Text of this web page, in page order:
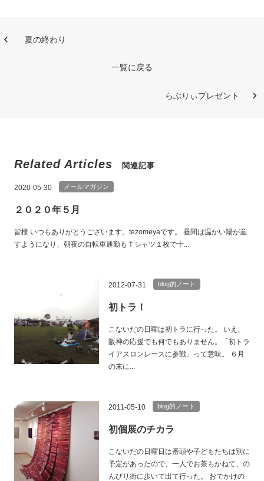
夏の終わり
一覧に戻る
らぶりぃプレゼント
Related Articles 関連記事
2020-05-30 メールマガジン
２０２０年５月
皆様 いつもありがとうございます。tezomeyaです。 昼間は温かい陽が差
すようになり、朝夜の自転車通勤もＴシャツ１枚で十...
2012-07-31 blog的ノート
初トラ！
こないだの日曜は初トラに行った。 いえ、
阪神の応援でも何でもありません。「初トラ
イアスロンレースに参戦」って意味。 ６月
の末に...
2011-05-10 blog的ノート
初個展のチカラ
こないだの日曜日は番頭や子どもたちは別に
予定があったので、一人でお茶もかねて、の
んびり街に歩いて出て行った。 おでかけの